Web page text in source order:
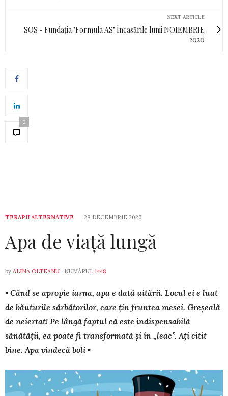
NEXT ARTICLE
SOS - Fundația "Formula AS" Încasările lunii NOIEMBRIE
2020
0
TERAPII ALTERNATIVE 28 DECEMBRIE 2020
Apa de viață lungă
by ALINA OLTEANU , NUMĂRUL 1448
• Când se apropie iarna, apa e dată uitării. Locul ei e luat
de băuturile sărbătorilor, care țin fruntea mesei. Greșeală
de neier­tat! Pe lângă faptul că este indispensabilă
sănătății, ea poate fi transformată și în „leac”. Ați citit
bine. Apa vindecă boli •